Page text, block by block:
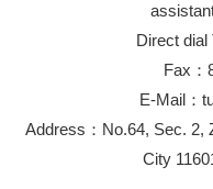
Direct
Fax：
E-Mail：
Address：No.64, Sec. 2,
City